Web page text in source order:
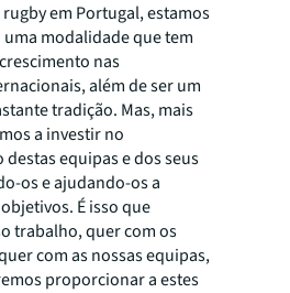
em Portugal, estamos
modalidade que tem
nas
além de ser um
tradição. Mas, mais
a investir no
equipas e dos seus
os e ajudando-os a
É isso que
trabalho, quer com os
com as nossas equipas,
proporcionar a estes